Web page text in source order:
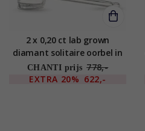
2 x 0,20 ct lab grown
diamant solitaire oorbel in
14 karaat witgoud met lab
grown diamant
CHANTI prijs 778,-
EXTRA 20% 622,-